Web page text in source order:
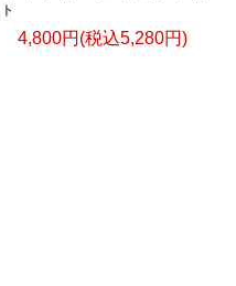
ト
4,800円(税込5,280円)